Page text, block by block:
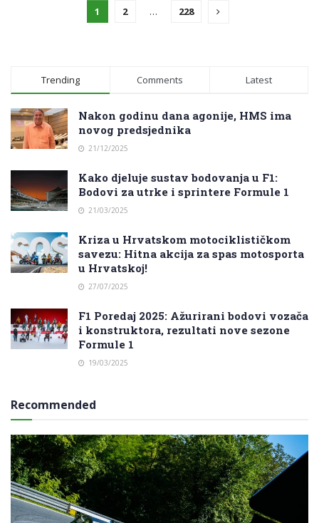
1 2 … 228
Trending Comments Latest
Nakon godinu dana agonije, HMS ima
novog predsjednika
21/12/2025
Kako djeluje sustav bodovanja u F1:
Bodovi za utrke i sprintere Formule 1
21/03/2025
Kriza u Hrvatskom motociklističkom
savezu: Hitna akcija za spas motosporta
u Hrvatskoj!
27/07/2025
F1 Poredaj 2025: Ažurirani bodovi vozača
i konstruktora, rezultati nove sezone
Formule 1
19/03/2025
Recommended